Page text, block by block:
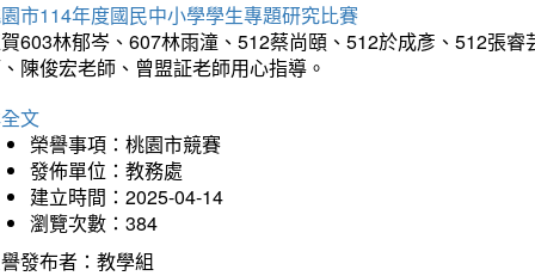
市114年度國民中小學學生專題研究比賽
603林郁岑、607林雨潼、512蔡尚頤、512於成彥、512張
陳俊宏老師、曾盟証老師用心指導。
文
榮譽事項：桃園市競賽
發佈單位：教務處
建立時間：2025-04-14
瀏覽次數：384
發布者：教學組